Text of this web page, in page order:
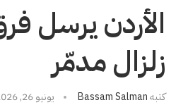
الأردن يرسل
زلزال مدمّر
كتبهBassam Salman يونيو 26, 2026